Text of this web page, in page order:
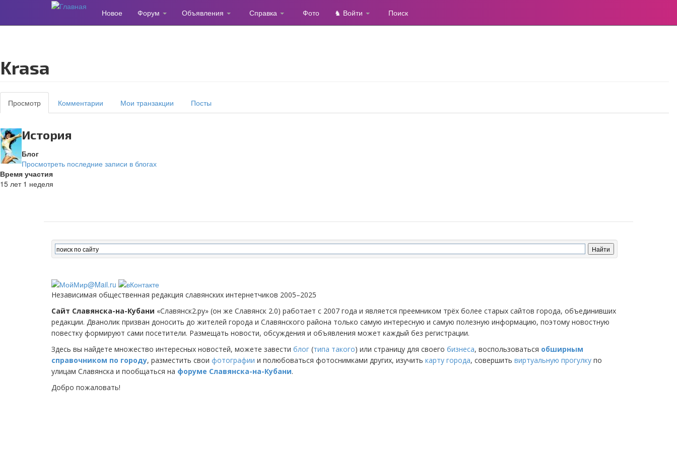
содержанию
Новое Форум Объявления Справка Фото ♞ Войти Поиск
Krasa
Главные
вкладки
Просмотр (активная
вкладка)
Комментарии Мои транзакции Посты
История
Блог
Просмотреть последние записи в блогах
Время участия
15 лет 1 неделя
Независимая общественная редакция славянских интернетчиков 2005–2025
Сайт Славянска-на-Кубани «Славянск2.ру» (он же Славянск 2.0) работает с 2007 года и является преемником трёх более старых сайтов города, объединивших
редакции. Дванолик призван доносить до жителей города и Славянского района только самую интересную и самую полезную информацию, поэтому новостную
повестку формируют сами посетители. Размещать новости, обсуждения и объявления может каждый без регистрации.
Здесь вы найдете множество интересных новостей, можете завести блог (типа такого) или страницу для своего бизнеса, воспользоваться обширным
справочником по городу, разместить свои фотографии и полюбоваться фотоснимками других, изучить карту города, совершить виртуальную прогулку по
улицам Славянска и пообщаться на форуме Славянска-на-Кубани.
Добро пожаловать!